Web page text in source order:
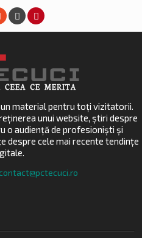
material pentru toți vizitatorii.
unui website, știri despre
o audiență de profesioniști și
despre cele mai recente tendințe
contact@pctecuci.ro